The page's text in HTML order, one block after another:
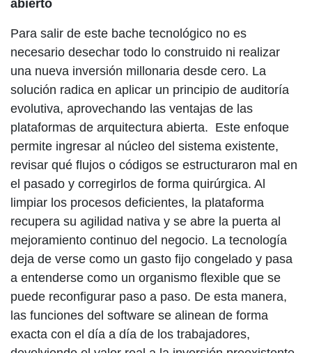
abierto
Para salir de este bache tecnológico no es
necesario desechar todo lo construido ni realizar
una nueva inversión millonaria desde cero. La
solución radica en aplicar un principio de auditoría
evolutiva, aprovechando las ventajas de las
plataformas de arquitectura abierta. Este enfoque
permite ingresar al núcleo del sistema existente,
revisar qué flujos o códigos se estructuraron mal en
el pasado y corregirlos de forma quirúrgica. Al
limpiar los procesos deficientes, la plataforma
recupera su agilidad nativa y se abre la puerta al
mejoramiento continuo del negocio. La tecnología
deja de verse como un gasto fijo congelado y pasa
a entenderse como un organismo flexible que se
puede reconfigurar paso a paso. De esta manera,
las funciones del software se alinean de forma
exacta con el día a día de los trabajadores,